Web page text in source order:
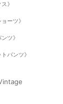
》
ーツ》
ツ》
パンツ》